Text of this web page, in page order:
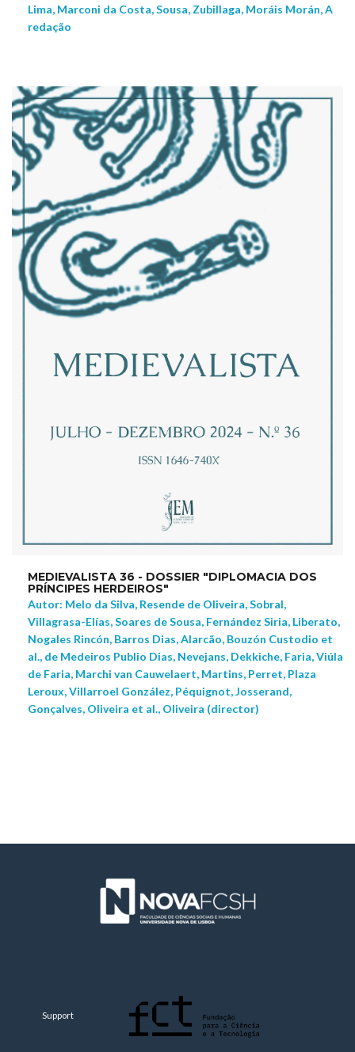
Lima, Marconi da Costa, Sousa, Zubillaga, Moráis Morán, A
redação
NEW
MEDIEVALISTA 36 - DOSSIER "DIPLOMACIA DOS
PRÍNCIPES HERDEIROS"
Autor: Melo da Silva, Resende de Oliveira, Sobral,
Villagrasa-Elías, Soares de Sousa, Fernández Siria, Liberato,
Nogales Rincón, Barros Dias, Alarcão, Bouzón Custodio et
al., de Medeiros Publio Dias, Nevejans, Dekkiche, Faria, Viúla
de Faria, Marchi van Cauwelaert, Martins, Perret, Plaza
Leroux, Villarroel González, Péquignot, Josserand,
Gonçalves, Oliveira et al., Oliveira (director)
Support